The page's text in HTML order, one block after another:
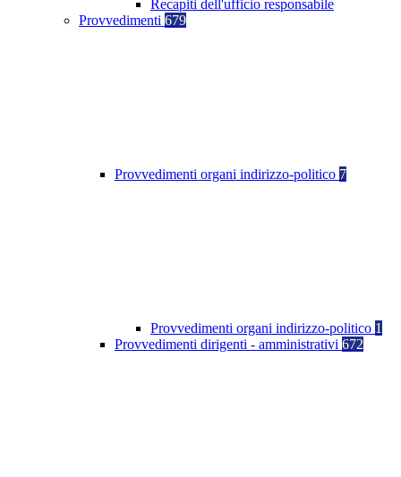
Recapiti dell'ufficio responsabile
Provvedimenti 679
Provvedimenti organi indirizzo-politico 7
Provvedimenti organi indirizzo-politico 1
Provvedimenti dirigenti - amministrativi 672